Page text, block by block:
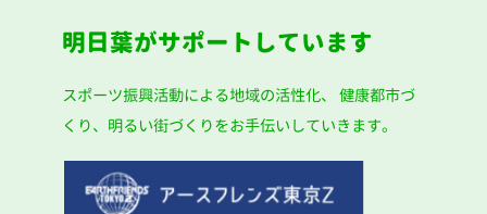
明日葉がサポートしています
スポーツ振興活動による地域の活性化、 健康都市づ
くり、明るい街づくりをお手伝いしていきます。